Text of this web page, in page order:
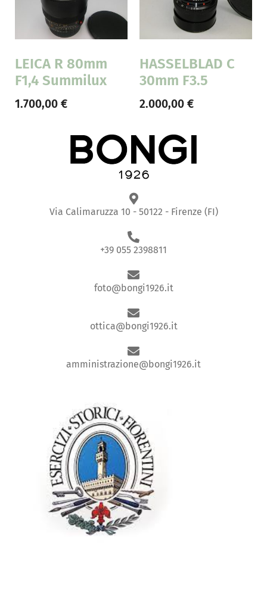
LEICA R 80mm
F1,4 Summilux
1.700,00 €
HASSELBLAD C
30mm F3.5
2.000,00 €
Via Calimaruzza 10 - 50122 - Firenze (FI)
+39 055 2398811
foto@bongi1926.it
ottica@bongi1926.it
amministrazione@bongi1926.it